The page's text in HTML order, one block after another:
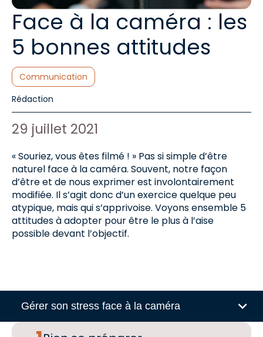
Face à la caméra : les
5 bonnes attitudes
Catégories :
Communication
Auteur de l'article :
Rédaction
Date de publication :
29 juillet 2021
« Souriez, vous êtes filmé ! » Pas si simple d’être
naturel face à la caméra. Souvent, notre façon
d’être et de nous exprimer est involontairement
modifiée. Il s’agit donc d’un exercice quelque peu
atypique, mais qui s’apprivoise. Voyons ensemble 5
attitudes à adopter pour être le plus à l’aise
possible devant l’objectif.
Gérer son stress face à la caméra